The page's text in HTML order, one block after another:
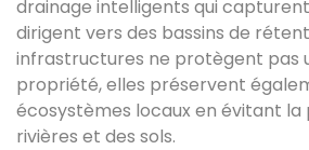
drainage intelligents qui
dirigent vers des bassins de
infrastructures ne protègent pas
propriété, elles préservent
écosystèmes locaux en évitant la
rivières et des sols.